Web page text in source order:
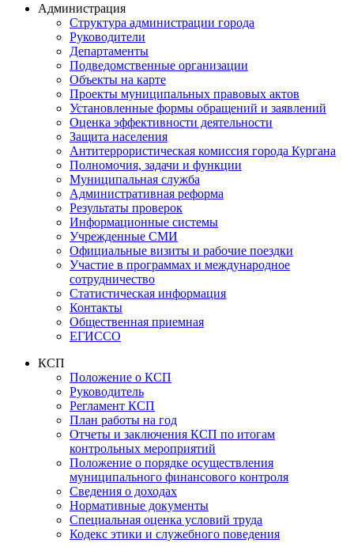
Администрация
Структура администрации города
Руководители
Департаменты
Подведомственные организации
Объекты на карте
Проекты муниципальных правовых актов
Установленные формы обращений и заявлений
Оценка эффективности деятельности
Защита населения
Антитеррористическая комиссия города Кургана
Полномочия, задачи и функции
Муниципальная служба
Административная реформа
Результаты проверок
Информационные системы
Учрежденные СМИ
Официальные визиты и рабочие поездки
Участие в программах и международное
сотрудничество
Статистическая информация
Контакты
Общественная приемная
ЕГИССО
КСП
Положение о КСП
Руководитель
Регламент КСП
План работы на год
Отчеты и заключения КСП по итогам
контрольных мероприятий
Положение о порядке осуществления
муниципального финансового контроля
Сведения о доходах
Нормативные документы
Специальная оценка условий труда
Кодекс этики и служебного поведения